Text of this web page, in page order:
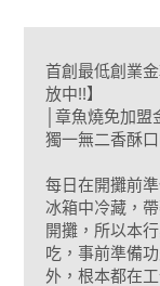
首創最低創業
放中!!】
│章魚燒免加
獨一無二香酥
每日在開攤前
冰箱中冷藏，
開攤，所以本
吃，事前準備
外，根本都在